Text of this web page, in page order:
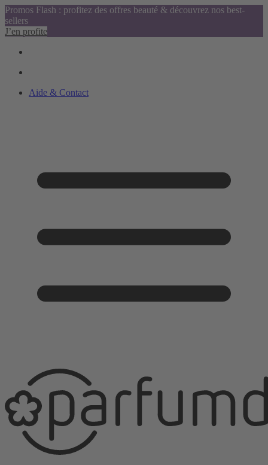
Promos Flash : profitez des offres beauté & découvrez nos best-
sellers
J’en profite
Aide & Contact